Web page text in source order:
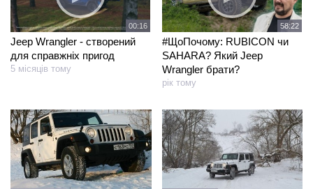
00:16
Jeep Wrangler - створений
для справжніх пригод
5 місяців тому
58:22
#ЩоПочому: RUBICON чи
SAHARA? Який Jeep
Wrangler брати?
рік тому